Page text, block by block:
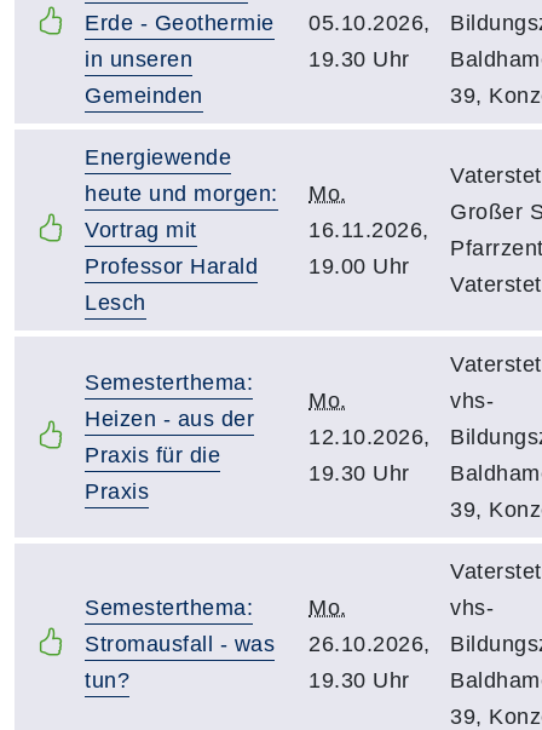
Erde - Geothermie
in unseren
Gemeinden
05.10.2026,
19.30 Uhr
39,
Energiewende
heute und morgen:
Vortrag mit
Professor Harald
Lesch
Mo.
16.11.2026,
19.00 Uhr
Großer
Semesterthema:
Heizen - aus der
Praxis für die
Praxis
Mo.
12.10.2026,
19.30 Uhr
vhs-
39,
Semesterthema:
Stromausfall - was
tun?
Mo.
26.10.2026,
19.30 Uhr
vhs-
39,